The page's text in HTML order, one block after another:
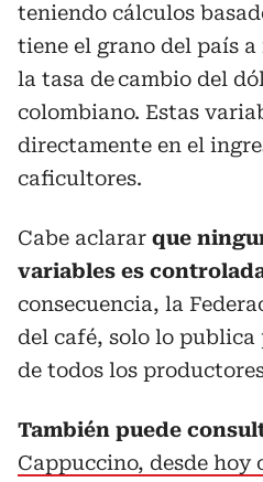
teniendo cálculos
tiene el grano del país
la tasa de cambio del
colombiano. Estas
directamente en el
caficultores.
Cabe aclarar que
variables es
consecuencia, la
del café, solo lo
de todos los
También puede
Cappuccino, desde hoy